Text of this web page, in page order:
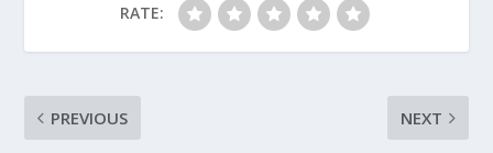
RATE:
PREVIOUS NEXT